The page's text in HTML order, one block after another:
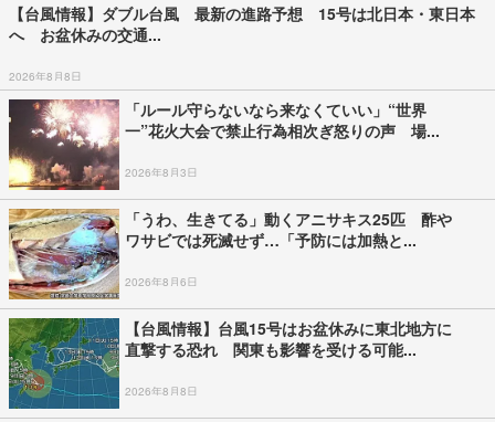
【台風情報】ダブル台風 最新の進路予想 15号は北日本・東日本
へ お盆休みの交通...
2026年8月8日
「ルール守らないなら来なくていい」“世界
一”花火大会で禁止行為相次ぎ怒りの声 場...
2026年8月3日
「うわ、生きてる」動くアニサキス25匹 酢や
ワサビでは死滅せず…「予防には加熱と...
2026年8月6日
【台風情報】台風15号はお盆休みに東北地方に
直撃する恐れ 関東も影響を受ける可能...
2026年8月8日